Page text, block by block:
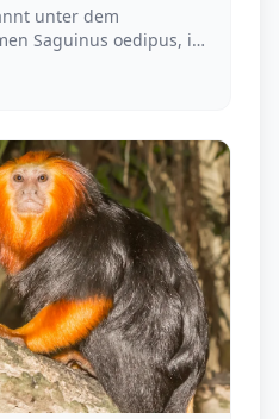
unter dem
Saguinus oedipus, ist